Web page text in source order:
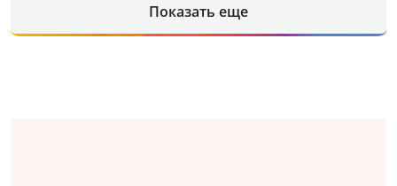
Показать еще